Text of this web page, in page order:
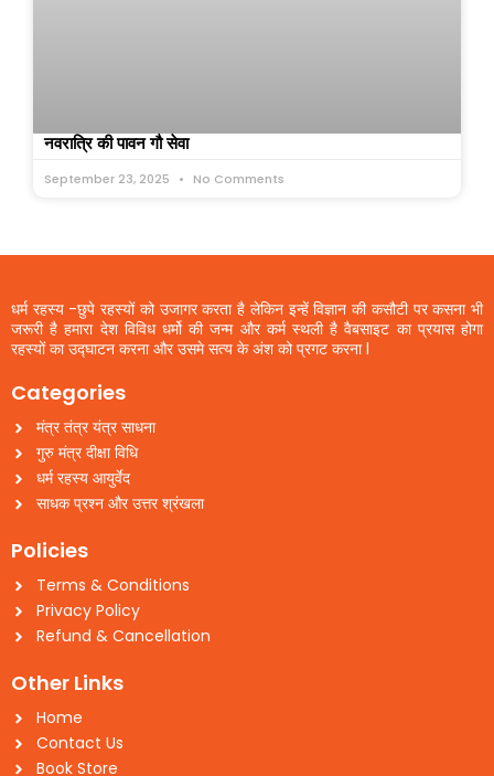
नवरात्रि की पावन गौ सेवा
September 23, 2025 No Comments
धर्म रहस्य -छुपे रहस्यों को उजागर करता है लेकिन इन्हें विज्ञान की कसौटी पर कसना भी
जरूरी है हमारा देश विविध धर्मो की जन्म और कर्म स्थली है वैबसाइट का प्रयास होगा
रहस्यों का उद्घाटन करना और उसमे सत्य के अंश को प्रगट करना l
Categories
मंत्र तंत्र यंत्र साधना
गुरु मंत्र दीक्षा विधि
धर्म रहस्य आयुर्वेद
साधक प्रश्न और उत्तर श्रंखला
Policies
Terms & Conditions
Privacy Policy
Refund & Cancellation
Other Links
Home
Contact Us
Book Store